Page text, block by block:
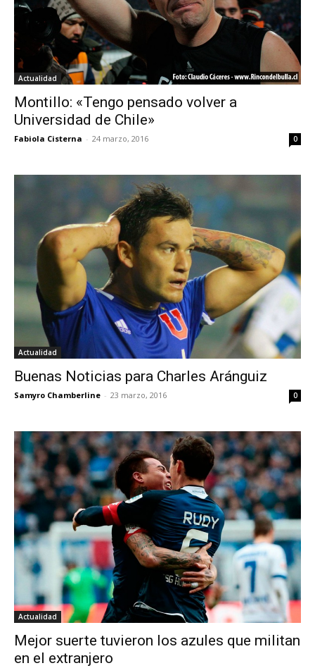
Actualidad
Montillo: «Tengo pensado volver a
Universidad de Chile»
Fabiola Cisterna - 24 marzo, 2016 0
Actualidad
Buenas Noticias para Charles Aránguiz
Samyro Chamberline - 23 marzo, 2016 0
Actualidad
Mejor suerte tuvieron los azules que militan
en el extranjero